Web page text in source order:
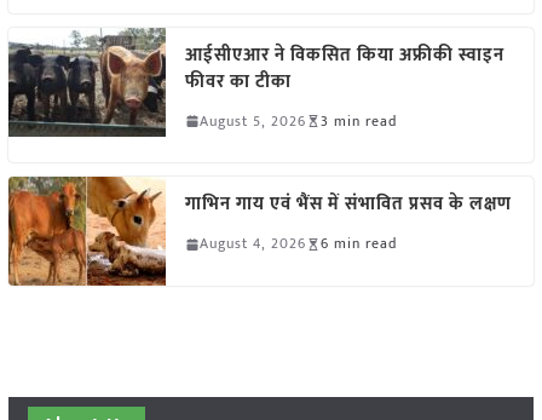
आईसीएआर ने विकसित किया अफ्रीकी स्वाइन
फीवर का टीका
August 5, 2026 3 min read
गाभिन गाय एवं भैंस में संभावित प्रसव के लक्षण
August 4, 2026 6 min read